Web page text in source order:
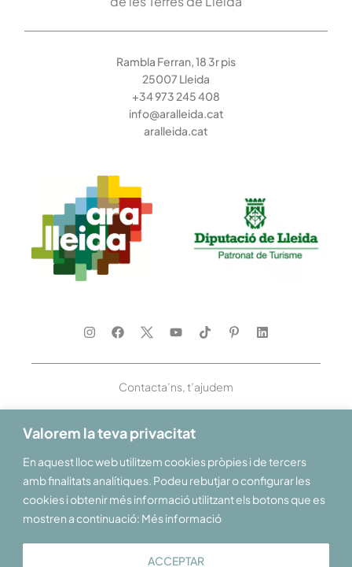
Valorem la teva privacitat
En aquest lloc web utilitzem cookies pròpies i de tercers
amb finalitats analítiques. Podeu rebutjar o configurar les
cookies i obtenir més informació utilitzant els botons que es
mostren a continuació: Més informació
ACCEPTAR
Rambla Ferran, 18 3r pis
25007 Lleida
+34 973 245 408
info@aralleida.cat
aralleida.cat
Contacta’ns, t’ajudem
Et donem la benvinguda al Pirineu i les Terres de Lleida